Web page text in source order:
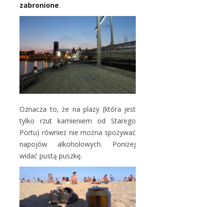
zabronione.
Oznacza to, że na plaży (która jest
tylko rzut kamieniem od Starego
Portu) również nie można spożywać
napojów alkoholowych. Poniżej
widać pustą puszkę.